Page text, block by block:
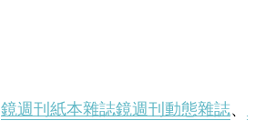
鏡週刊紙本雜誌鏡週刊動態雜誌、